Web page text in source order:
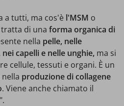
a tutti, ma cos'è l'MSM o
tratta di una forma organica di
nella pelle, nelle
capelli e nelle unghie, ma si
cellule, tessuti e organi. È un
produzione di collagene
. Viene anche chiamato il